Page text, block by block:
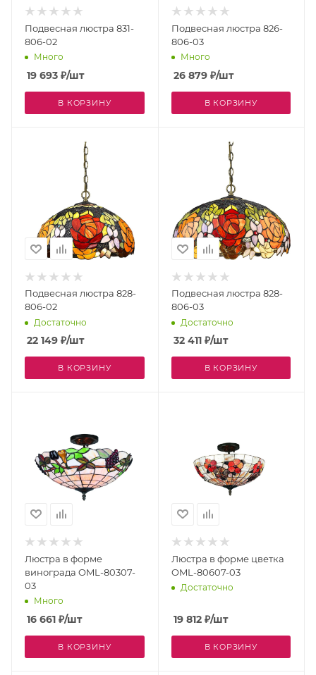
Подвесная люстра 831-
806-02
Много
19 693 ₽/шт
В КОРЗИНУ
Подвесная люстра 826-
806-03
Много
26 879₽/шт
В КОРЗИНУ
Подвесная люстра 828-
806-02
Достаточно
22 149 ₽/шт
В КОРЗИНУ
Подвесная люстра 828-
806-03
Достаточно
32 411₽/шт
В КОРЗИНУ
Люстра в форме
винограда OML-80307-
03
Много
16 661 ₽/шт
В КОРЗИНУ
Люстра в форме цветка
OML-80607-03
Достаточно
19 812₽/шт
В КОРЗИНУ